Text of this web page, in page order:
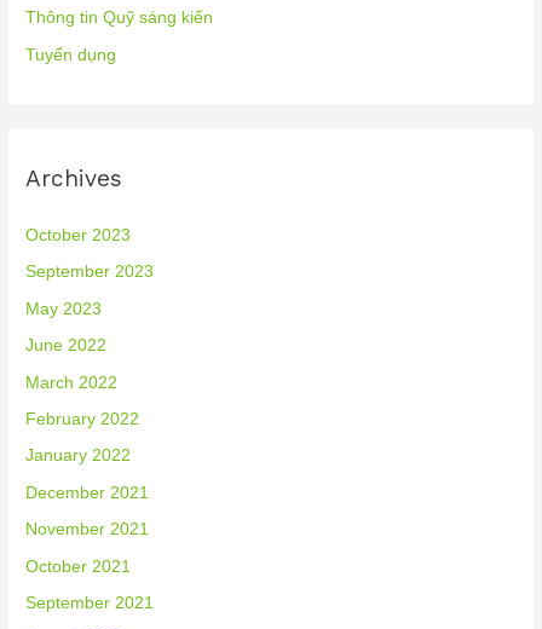
Thông tin Quỹ sáng kiến
Tuyển dụng
Archives
October 2023
September 2023
May 2023
June 2022
March 2022
February 2022
January 2022
December 2021
November 2021
October 2021
September 2021